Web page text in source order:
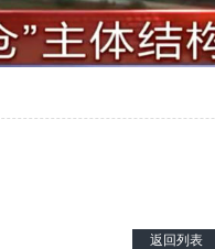
返回列表